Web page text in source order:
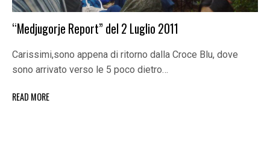
“Medjugorje Report” del 2 Luglio 2011
Carissimi,sono appena di ritorno dalla Croce Blu, dove
sono arrivato verso le 5 poco dietro…
READ MORE